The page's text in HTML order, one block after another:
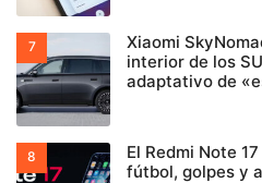
Xiaomi
interior de los
adaptativo de
El Redmi Note
fútbol, golpes y